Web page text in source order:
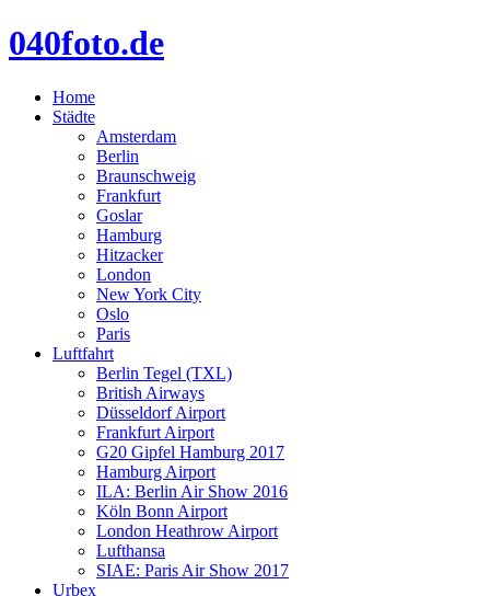
040foto.de
Home
Städte
Amsterdam
Berlin
Braunschweig
Frankfurt
Goslar
Hamburg
Hitzacker
London
New York City
Oslo
Paris
Luftfahrt
Berlin Tegel (TXL)
British Airways
Düsseldorf Airport
Frankfurt Airport
G20 Gipfel Hamburg 2017
Hamburg Airport
ILA: Berlin Air Show 2016
Köln Bonn Airport
London Heathrow Airport
Lufthansa
SIAE: Paris Air Show 2017
Urbex